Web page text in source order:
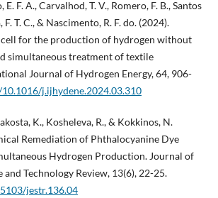
E. F. A., Carvalhod, T. V., Romero, F. B., Santos
F. T. C., & Nascimento, R. F. do. (2024).
for the production of hydrogen without
simultaneous treatment of textile
Journal of Hydrogen Energy, 64, 906-
j.ijhydene.2024.03.310
K., Kosheleva, R., & Kokkinos, N.
Remediation of Phthalocyanine Dye
Hydrogen Production. Journal of
and Technology Review, 13(6), 22-25.
jestr.136.04